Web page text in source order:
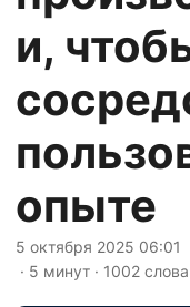
и,
опыте
5 октября 2025 06:01
· 5 минут · 1002